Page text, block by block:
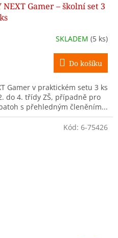
Gamer – školní set 3
ks
SKLADEM (5 ks)
Do košíku
Gamer v praktickém setu 3 ks
do 4. třídy ZŠ, případně pro
s přehledným členěním...
Kód: 6-75426